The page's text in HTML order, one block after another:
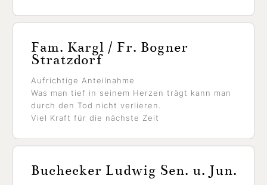
Fam. Kargl / Fr. Bogner
Stratzdorf
Aufrichtige Anteilnahme
Was man tief in seinem Herzen trägt kann man
durch den Tod nicht verlieren.
Viel Kraft für die nächste Zeit
Buchecker Ludwig Sen. u. Jun.